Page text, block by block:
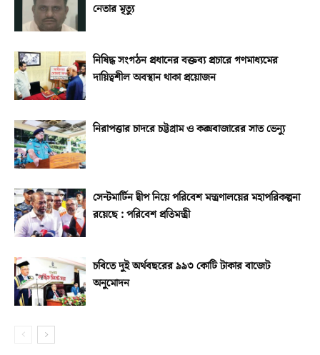
নেতার মৃত্যু
নিষিদ্ধ সংগঠন প্রধানের বক্তব্য প্রচারে গণমাধ্যমের
দায়িত্বশীল অবস্থান থাকা প্রয়োজন
নিরাপত্তার চাদরে চট্টগ্রাম ও কক্সবাজারের সাত ভেন্যু
সেন্টমার্টিন দ্বীপ নিয়ে পরিবেশ মন্ত্রণালয়ের মহাপরিকল্পনা
রয়েছে : পরিবেশ প্রতিমন্ত্রী
চবিতে দুই অর্থবছরের ৯৯৩ কোটি টাকার বাজেট
অনুমোদন